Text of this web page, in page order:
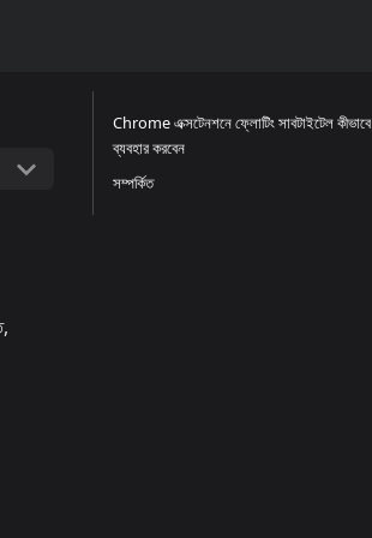
Chrome এক্সটেনশনে ফ্লোটিং সাবটাইটেল কীভাবে
ব্যবহার করবেন
সম্পর্কিত